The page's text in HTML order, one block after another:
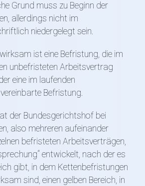
Grund muss zu Beginn der
allerdings nicht im
niedergelegt sein.
ist eine Befristung, die im
unbefristeten Arbeitsvertrag
eine im laufenden
Befristung.
der Bundesgerichtshof bei
also mehreren aufeinander
befristeten Arbeitsverträgen,
entwickelt, nach der es
gibt, in dem Kettenbefristungen
sind, einen gelben Bereich, in